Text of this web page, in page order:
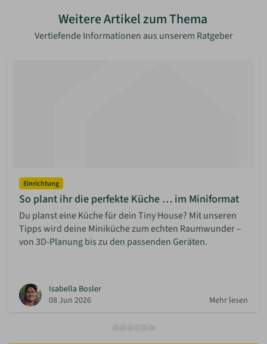
Weitere Artikel zum Thema
Vertiefende Informationen aus unserem Ratgeber
Einrichtung
So plant ihr die perfekte Küche … im Miniformat
Du planst eine Küche für dein Tiny House? Mit unseren
Tipps wird deine Miniküche zum echten Raumwunder –
von 3D-Planung bis zu den passenden Geräten.
Isabella Bosler
08 Jun 2026
Mehr lesen